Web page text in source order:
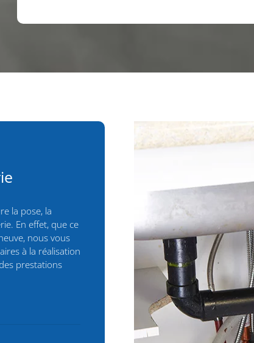
la pose, la
En effet, que ce
nous vous
à la réalisation
prestations